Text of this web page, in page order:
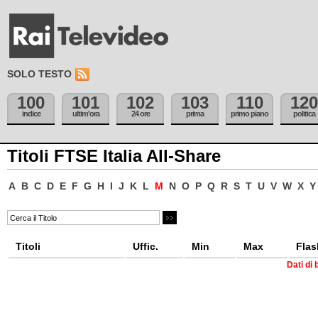
SOLO TESTO
100
indice
101
ultim'ora
102
24 ore
103
prima
110
primo piano
120
politica
Titoli FTSE Italia All-Share
A B C D E F G H I J K L M N O P Q R S T U V W X Y
Titoli Uffic. Min Max
Dati di